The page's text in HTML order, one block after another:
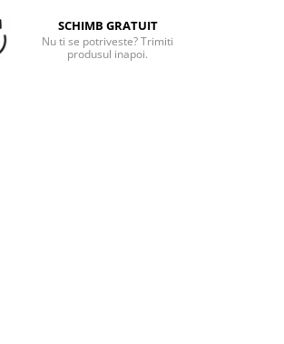
SCHIMB GRATUIT
Nu ti se potriveste? Trimiti
produsul inapoi.